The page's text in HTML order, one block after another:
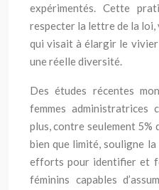
expérimentés. Cette
respecter la lettre de la loi,
qui visait à élargir le
une réelle diversité.
Des études récentes
femmes administratrices
plus, contre seulement 5%
bien que limité, souligne
efforts pour identifier et
féminins capables